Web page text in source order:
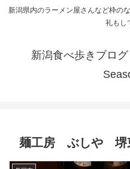
新潟県内のラーメン屋さんなど枠の
礼もし
新潟食べ歩きブロ
麺工房 ぶしや 堺